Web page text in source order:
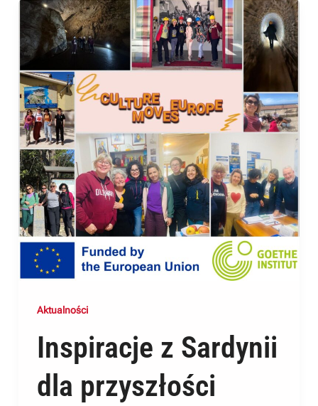
Aktualności
Inspiracje z Sardynii
dla przyszłości